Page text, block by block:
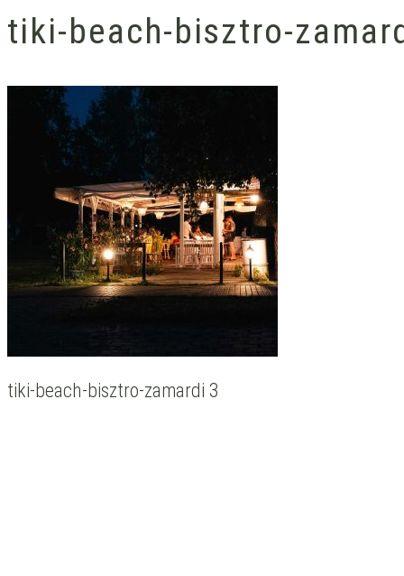
tiki-beach-bisztro-
tiki-beach-bisztro-zamardi 3